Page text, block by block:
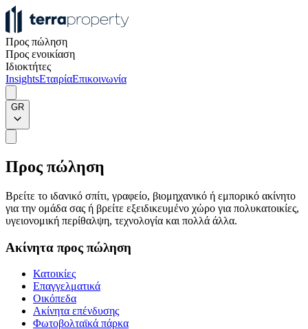
Προς πώληση
Προς ενοικίαση
Ιδιοκτήτες
InsightsΕταιρίαΕπικοινωνία
GR
Προς πώληση
Βρείτε το ιδανικό σπίτι, γραφείο, βιομηχανικό ή εμπορικό ακίνητο
για την ομάδα σας ή βρείτε εξειδικευμένο χώρο για πολυκατοικίες,
υγειονομική περίθαλψη, τεχνολογία και πολλά άλλα.
Ακίνητα προς πώληση
Κατοικίες
Επαγγελματικά
Οικόπεδα
Ακίνητα επένδυσης
Φωτοβολταϊκά πάρκα